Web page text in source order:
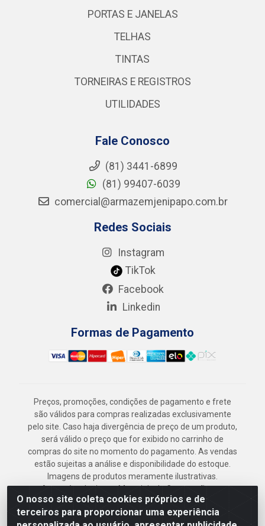
O nosso site coleta cookies próprios e de
terceiros para proporcionar uma experiência
PORTAS E JANELAS
TELHAS
TINTAS
TORNEIRAS E REGISTROS
UTILIDADES
Fale Conosco
(81) 3441-6899
(81) 99407-6039
comercial@armazemjenipapo.com.br
Redes Sociais
Instagram
TikTok
Facebook
Linkedin
Formas de Pagamento
Preços, promoções, condições de pagamento e frete
são válidos para compras realizadas exclusivamente
pelo site. Caso haja divergência de preço de um produto,
será válido o preço que for exibido no carrinho de
compras do site no momento do pagamento. As vendas
estão sujeitas a análise e disponibilidade do estoque.
Imagens de produtos meramente ilustrativas.
Armazém Jenipapo Materiais de Construção em
Geral LTDA - Rua das Flores, 2691 - Guabiraba,
Recife/PE - CEP 52.291-630 - CNPJ